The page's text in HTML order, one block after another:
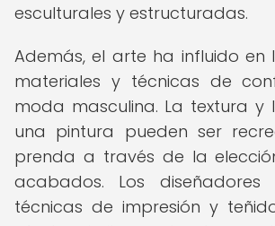
esculturales y estructuradas.
Además, el arte ha influido en
materiales y técnicas de
moda masculina. La textura y
una pintura pueden ser
prenda a través de la
acabados. Los diseñadores
técnicas de impresión y